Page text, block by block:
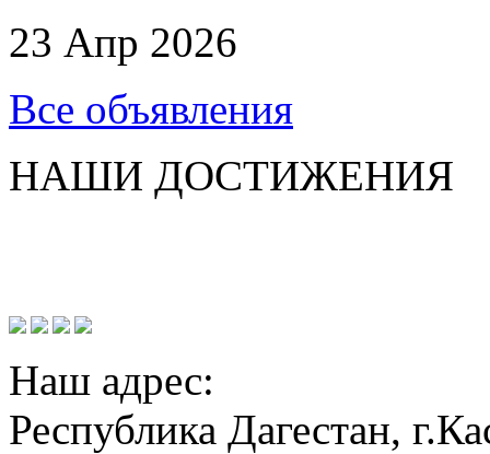
23 Апр 2026
Все объявления
НАШИ ДОСТИЖЕНИЯ
Наш адрес:
Республика Дагестан,